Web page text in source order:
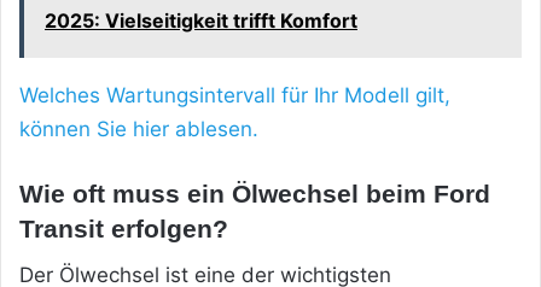
2025: Vielseitigkeit trifft Komfort
Welches Wartungsintervall für Ihr Modell gilt,
können Sie hier ablesen.
Wie oft muss ein Ölwechsel beim Ford
Transit erfolgen?
Der Ölwechsel ist eine der wichtigsten